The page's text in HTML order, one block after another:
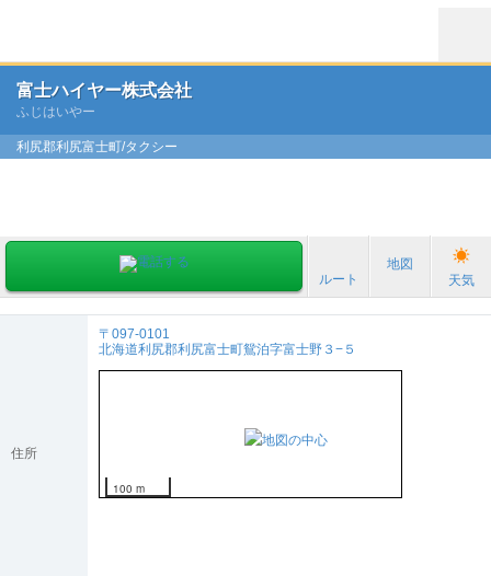
富士ハイヤー株式会社
ふじはいやー
利尻郡利尻富士町/タクシー
ルート
地図
天気
住所
〒097-0101
北海道利尻郡利尻富士町鴛泊字富士野３−５
100 m